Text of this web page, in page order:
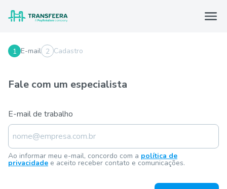
1 E-mail 2 Cadastro
Fale com um especialista
E-mail de trabalho
Ao informar meu e-mail, concordo com a política de
privacidade e aceito receber contato e comunicações.